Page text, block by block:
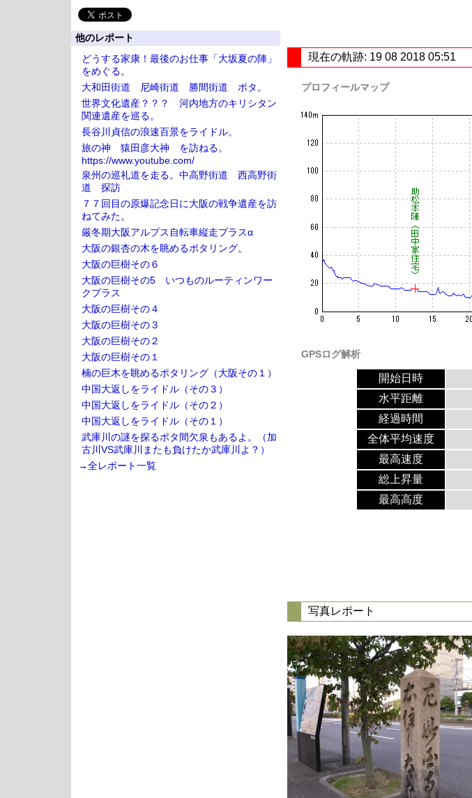
現在の軌跡: 19 08 2018 05:51
プロフィールマップ
GPSログ解析
開始日時
水平距離
経過時間
全体平均速度
最高速度
総上昇量
最高高度
写真レポート
他のレポート
どうする家康！最後のお仕事「大坂夏の陣」
をめぐる。
大和田街道 尼崎街道 勝間街道 ポタ。
世界文化遺産？？？ 河内地方のキリシタン
関連遺産を巡る。
長谷川貞信の浪速百景をライドル。
旅の神 猿田彦大神 を訪ねる。
https://www.youtube.com/
泉州の巡礼道を走る。中高野街道 西高野街
道 探訪
７７回目の原爆記念日に大阪の戦争遺産を訪
ねてみた。
厳冬期大阪アルプス自転車縦走プラスα
大阪の銀杏の木を眺めるポタリング。
大阪の巨樹その６
大阪の巨樹その5 いつものルーティンワー
クプラス
大阪の巨樹その４
大阪の巨樹その３
大阪の巨樹その２
大阪の巨樹その１
楠の巨木を眺めるポタリング（大阪その１）
中国大返しをライドル（その３）
中国大返しをライドル（その２）
中国大返しをライドル（その１）
武庫川の謎を探るポタ間欠泉もあるよ。（加
古川VS武庫川またも負けたか武庫川よ？）
→全レポート一覧